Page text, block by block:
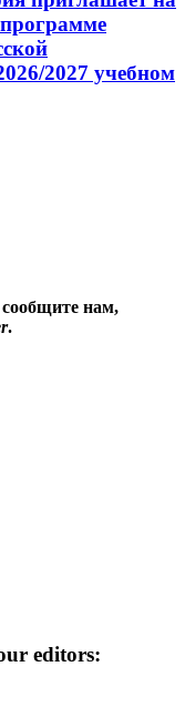
2027 учебном
нам,
.
editors: